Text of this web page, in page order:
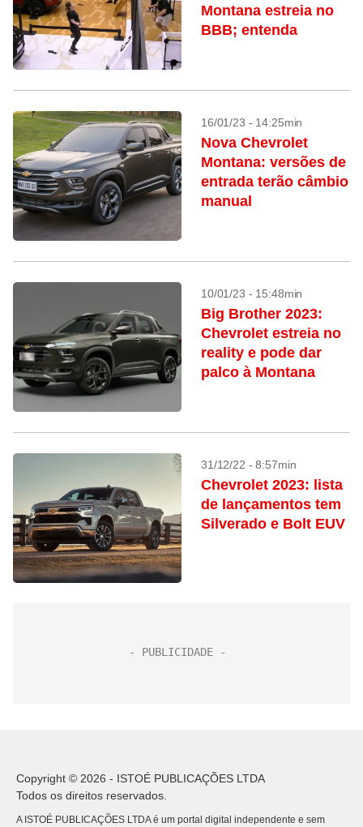
Montana estreia no
BBB; entenda
16/01/23 - 14:25min
Nova Chevrolet
Montana: versões de
entrada terão câmbio
manual
10/01/23 - 15:48min
Big Brother 2023:
Chevrolet estreia no
reality e pode dar
palco à Montana
31/12/22 - 8:57min
Chevrolet 2023: lista
de lançamentos tem
Silverado e Bolt EUV
Copyright © 2026 - ISTOÉ PUBLICAÇÕES LTDA
Todos os direitos reservados.
A ISTOÉ PUBLICAÇÕES LTDA é um portal digital independente e sem